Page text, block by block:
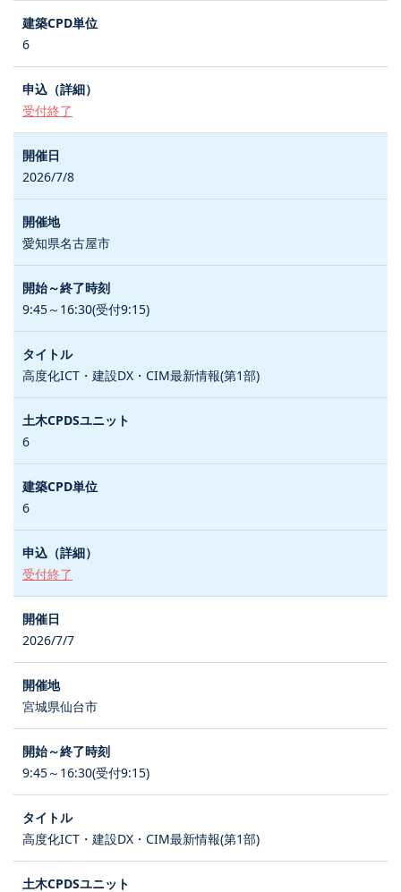
6
受付終了
2026/7/8
愛知県名古屋市
9:45～16:30(受付9:15)
高度化ICT・建設DX・CIM最新情報(第1部)
6
6
受付終了
2026/7/7
宮城県仙台市
9:45～16:30(受付9:15)
高度化ICT・建設DX・CIM最新情報(第1部)